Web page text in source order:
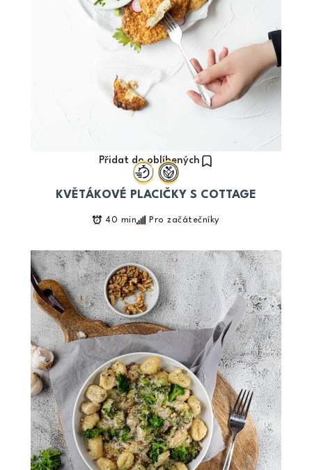
Přidat do oblíbených
KVĚTÁKOVÉ PLACIČKY S COTTAGE
40 min Pro začátečníky